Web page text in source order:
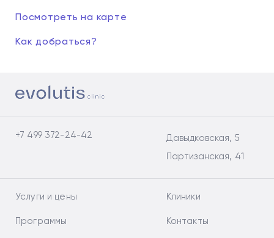
Посмотреть на карте
Как добраться?
+7 499 372-24-42
Давыдковская, 5
Партизанская, 41
Услуги и цены
Программы
Клиники
Контакты